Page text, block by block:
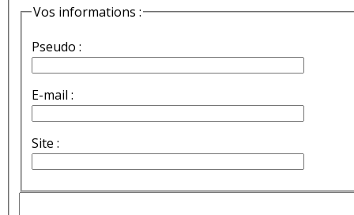
Vos informations :
Pseudo :
E-mail :
Site :